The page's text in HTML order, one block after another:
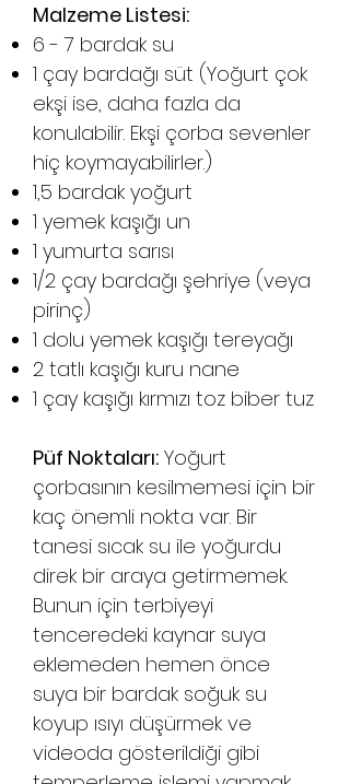
Malzeme Listesi:
6 - 7 bardak su
1 çay bardağı süt (Yoğurt çok
ekşi ise, daha fazla da
konulabilir. Ekşi çorba sevenler
hiç koymayabilirler.)
1,5 bardak yoğurt
1 yemek kaşığı un
1 yumurta sarısı
1/2 çay bardağı şehriye (veya
pirinç)
1 dolu yemek kaşığı tereyağı
2 tatlı kaşığı kuru nane
1 çay kaşığı kırmızı toz biber tuz
Püf Noktaları: Yoğurt
çorbasının kesilmemesi için bir
kaç önemli nokta var. Bir
tanesi sıcak su ile yoğurdu
direk bir araya getirmemek.
Bunun için terbiyeyi
tenceredeki kaynar suya
eklemeden hemen önce
suya bir bardak soğuk su
koyup ısıyı düşürmek ve
videoda gösterildiği gibi